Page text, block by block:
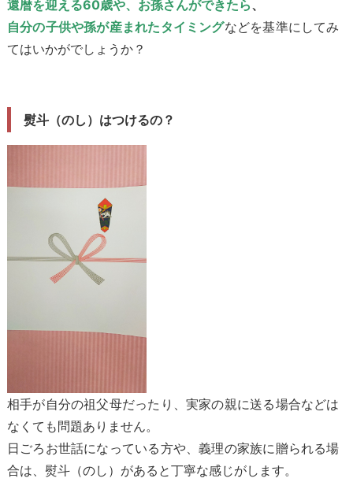
還暦を迎える60歳や、お孫さんができたら、
自分の子供や孫が産まれたタイミングなどを基準にしてみ
てはいかがでしょうか？
熨斗（のし）はつけるの？
相手が自分の祖父母だったり、実家の親に送る場合などは
なくても問題ありません。
日ごろお世話になっている方や、義理の家族に贈られる場
合は、熨斗（のし）があると丁寧な感じがします。